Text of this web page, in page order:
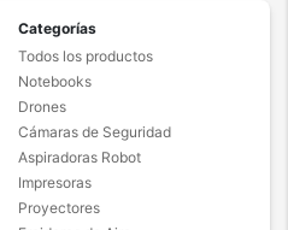
Categorías
Todos los productos
Notebooks
Drones
Cámaras de Seguridad
Aspiradoras Robot
Impresoras
Proyectores